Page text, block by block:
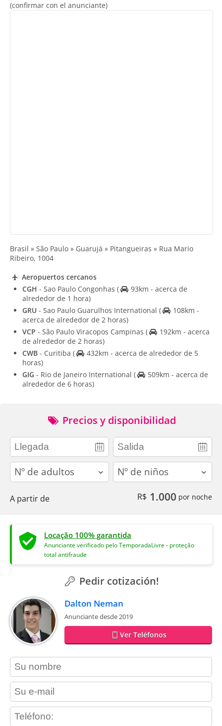
(confirmar con el anunciante)
Brasil » São Paulo » Guarujá » Pitangueiras » Rua Mario
Ribeiro, 1004
Aeropuertos cercanos
CGH - Sao Paulo Congonhas (
93km - acerca de
alrededor de 1 hora)
GRU - Sao Paulo Guarulhos International (
108km -
acerca de alrededor de 2 horas)
VCP - São Paulo Viracopos Campinas (
192km - acerca
de alrededor de 2 horas)
CWB - Curitiba (
432km - acerca de alrededor de 5
horas)
GIG - Rio de Janeiro International (
509km - acerca de
alrededor de 6 horas)
Precios y disponibilidad
adults children
A partir de R$ 1.000 por noche
Locação 100% garantida
Anunciante verificado pelo TemporadaLivre - proteção
total antifraude
Pedir cotización!
Dalton Neman
Anunciante desde 2019
Ver Teléfonos
contact_name
contact_email
contact_phone